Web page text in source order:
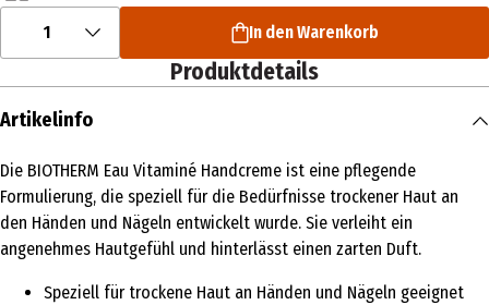
1 In den Warenkorb
Produktdetails
Artikelinfo
Die BIOTHERM Eau Vitaminé Handcreme ist eine pflegende
Formulierung, die speziell für die Bedürfnisse trockener Haut an
den Händen und Nägeln entwickelt wurde. Sie verleiht ein
angenehmes Hautgefühl und hinterlässt einen zarten Duft.
Speziell für trockene Haut an Händen und Nägeln geeignet